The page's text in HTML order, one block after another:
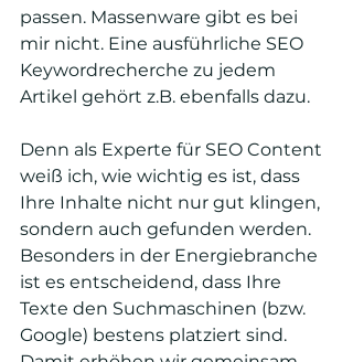
passen. Massenware gibt es bei
mir nicht. Eine ausführliche SEO
Keywordrecherche zu jedem
Artikel gehört z.B. ebenfalls dazu.
Denn als Experte für SEO Content
weiß ich, wie wichtig es ist, dass
Ihre Inhalte nicht nur gut klingen,
sondern auch gefunden werden.
Besonders in der Energiebranche
ist es entscheidend, dass Ihre
Texte den Suchmaschinen (bzw.
Google) bestens platziert sind.